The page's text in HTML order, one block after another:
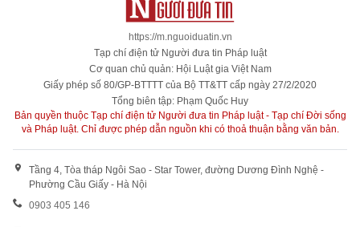
https://m.nguoiduatin.vn
Tạp chí điện tử Người đưa tin Pháp luật
Cơ quan chủ quản: Hội Luật gia Việt Nam
Giấy phép số 80/GP-BTTTT của Bộ TT&TT cấp ngày 27/2/2020
Tổng biên tập: Phạm Quốc Huy
Bản quyền thuộc Tạp chí điện tử Người đưa tin Pháp luật - Tạp chí Đời sống
và Pháp luật. Chỉ được phép dẫn nguồn khi có thoả thuận bằng văn bản.
Tầng 4, Tòa tháp Ngôi Sao - Star Tower, đường Dương Đình Nghệ -
Phường Cầu Giấy - Hà Nội
0903 405 146